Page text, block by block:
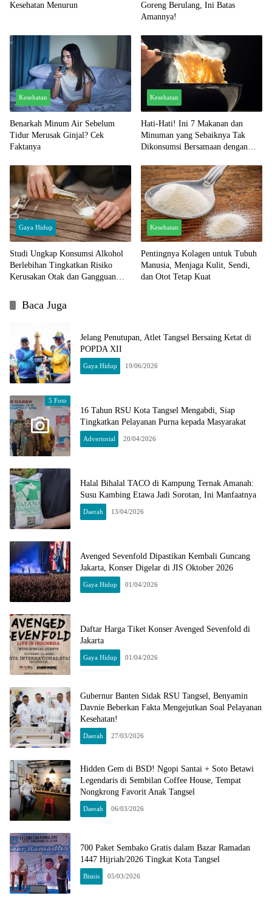
Kesehatan Menurun
Goreng Berulang, Ini Batas
Amannya!
Kesehatan
Benarkah Minum Air Sebelum
Tidur Merusak Ginjal? Cek
Faktanya
Kesehatan
Hati-Hati! Ini 7 Makanan dan
Minuman yang Sebaiknya Tak
Dikonsumsi Bersamaan dengan
Gaya Hidup
Studi Ungkap Konsumsi Alkohol
Berlebihan Tingkatkan Risiko
Kerusakan Otak dan Gangguan
Kesehatan
Pentingnya Kolagen untuk Tubuh
Manusia, Menjaga Kulit, Sendi,
dan Otot Tetap Kuat
Baca Juga
Jelang Penutupan, Atlet Tangsel Bersaing Ketat di
POPDA XII
Gaya Hidup 19/06/2026
5 Foto
16 Tahun RSU Kota Tangsel Mengabdi, Siap
Tingkatkan Pelayanan Purna kepada Masyarakat
Advertorial 20/04/2026
Halal Bihalal TACO di Kampung Ternak Amanah:
Susu Kambing Etawa Jadi Sorotan, Ini Manfaatnya
Daerah 13/04/2026
Avenged Sevenfold Dipastikan Kembali Guncang
Jakarta, Konser Digelar di JIS Oktober 2026
Gaya Hidup 01/04/2026
Daftar Harga Tiket Konser Avenged Sevenfold di
Jakarta
Gaya Hidup 01/04/2026
Gubernur Banten Sidak RSU Tangsel, Benyamin
Davnie Beberkan Fakta Mengejutkan Soal Pelayanan
Kesehatan!
Daerah 27/03/2026
Hidden Gem di BSD! Ngopi Santai + Soto Betawi
Legendaris di Sembilan Coffee House, Tempat
Nongkrong Favorit Anak Tangsel
Daerah 06/03/2026
700 Paket Sembako Gratis dalam Bazar Ramadan
1447 Hijriah/2026 Tingkat Kota Tangsel
Bisnis 05/03/2026